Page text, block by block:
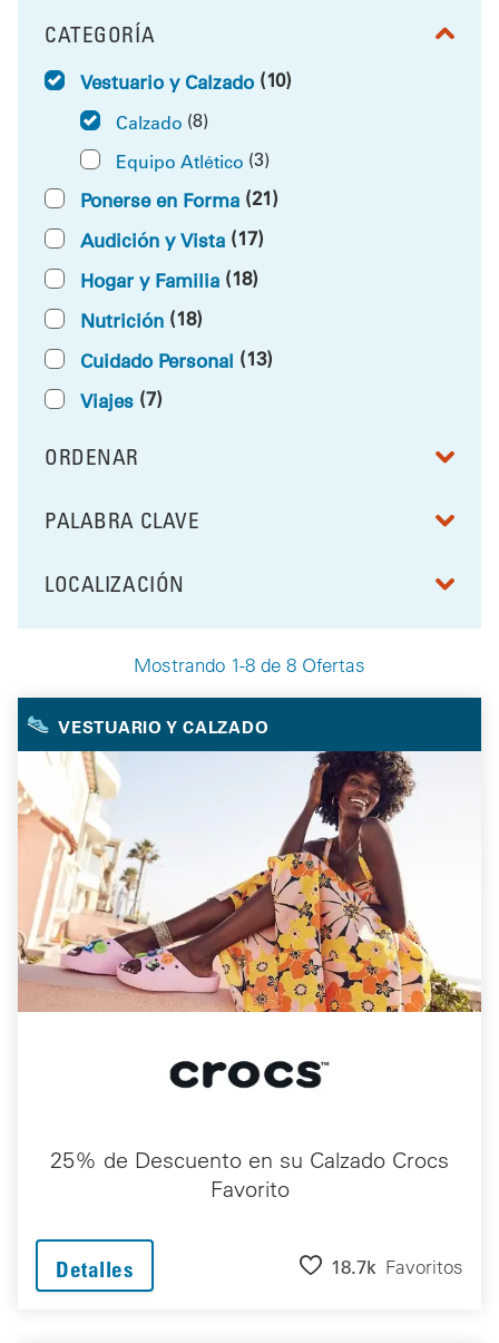
Mostrando 1-8 de 8 Ofertas
FILTRAR POR
CATEGORÍA
Vestuario y Calzado (10)
Calzado (8)
Equipo Atlético (3)
Ponerse en Forma (21)
Audición y Vista (17)
Hogar y Familia (18)
Nutrición (18)
Cuidado Personal (13)
Viajes (7)
ORDENAR
RESULTS BY
FILTRAR POR
PALABRA CLAVE
FILTRAR POR
LOCALIZACIÓN
Your Selected Deals
VESTUARIO Y CALZADO
25% de Descuento en su Calzado Crocs
Favorito
Detalles 18.7k Favoritos